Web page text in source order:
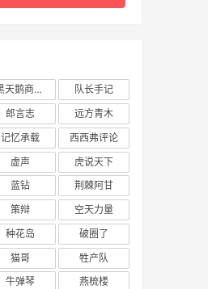
黑天鹅商业情报站
队长手记
郎言志
远方青木
记忆承载
西西弗评论
虚声
虎说天下
蓝钻
荆棘阿甘
策辩
空天力量
种花岛
破圈了
猫哥
牲产队
牛弹琴
燕梳楼